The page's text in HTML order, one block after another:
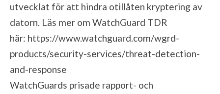
utvecklat för att hindra otillåten kryptering av
datorn. Läs mer om WatchGuard TDR
här: https://www.watchguard.com/wgrd-
products/security-services/threat-detection-
and-response
WatchGuards prisade rapport- och